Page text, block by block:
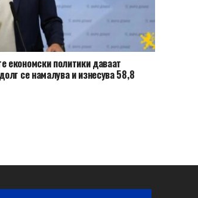
економски политики даваат
се намалува и изнесува 58,8